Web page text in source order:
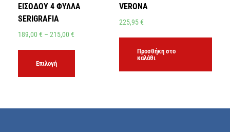
ΕΙΣΟΔΟΥ 4 ΦΥΛΛΑ
SERIGRAFIA
189,00 € – 215,00 €
Επιλογή
VERONA
225,95€
Προσθήκη στο
καλάθι